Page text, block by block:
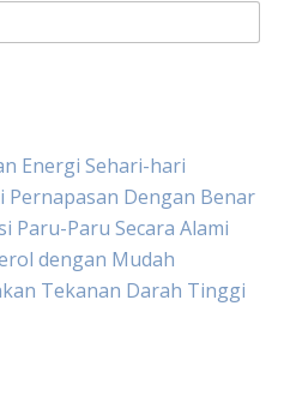
Energi Sehari-hari
Dengan Benar
Paru-Paru Secara Alami
dengan Mudah
Tekanan Darah Tinggi